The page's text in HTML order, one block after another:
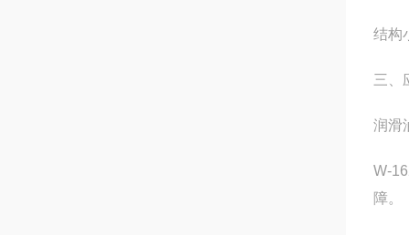
结构
三、
润滑
W-
障。